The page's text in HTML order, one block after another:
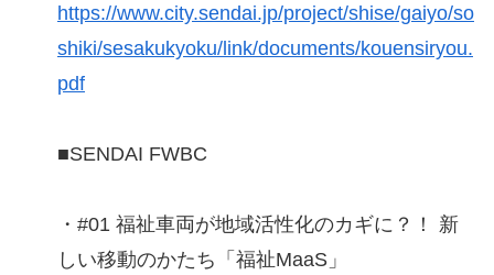
https://www.city.sendai.jp/project/shise/gaiyo/so
shiki/sesakukyoku/link/documents/kouensiryou.
pdf
■SENDAI FWBC
・#01 福祉車両が地域活性化のカギに？！ 新
しい移動のかたち「福祉MaaS」